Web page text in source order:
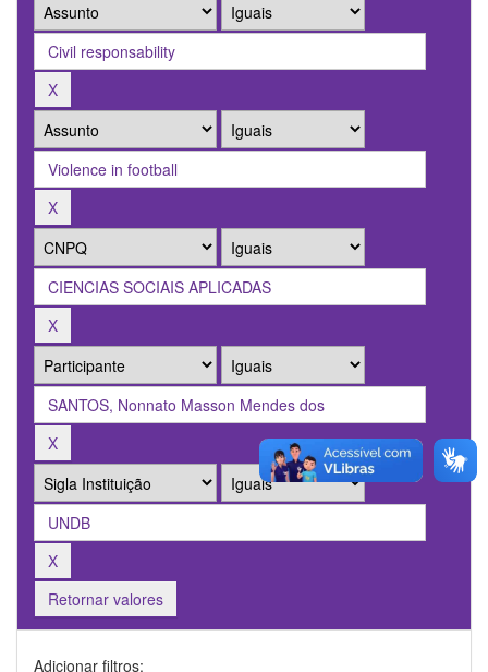
Retornar valores
Adicionar filtros: